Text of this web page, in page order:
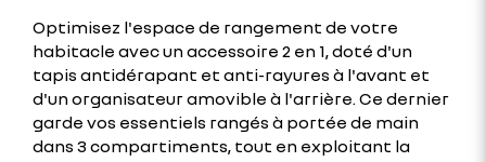
Optimisez l'espace de rangement de votre
habitacle avec un accessoire 2 en 1, doté d'un
tapis antidérapant et anti-rayures à l'avant et
d'un organisateur amovible à l'arrière. Ce dernier
garde vos essentiels rangés à portée de main
dans 3 compartiments, tout en exploitant la